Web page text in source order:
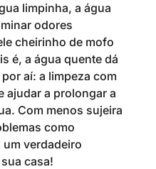
limpinha, a água
odores
cheirinho de mofo
é, a água quente dá
aí: a limpeza com
ajudar a prolongar a
Com menos sujeira
como
verdadeiro
casa!